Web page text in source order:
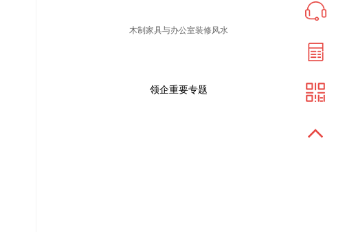
木制家具与办公室装修风水
领企重要专题